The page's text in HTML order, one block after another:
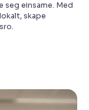
einsame. Med
skape